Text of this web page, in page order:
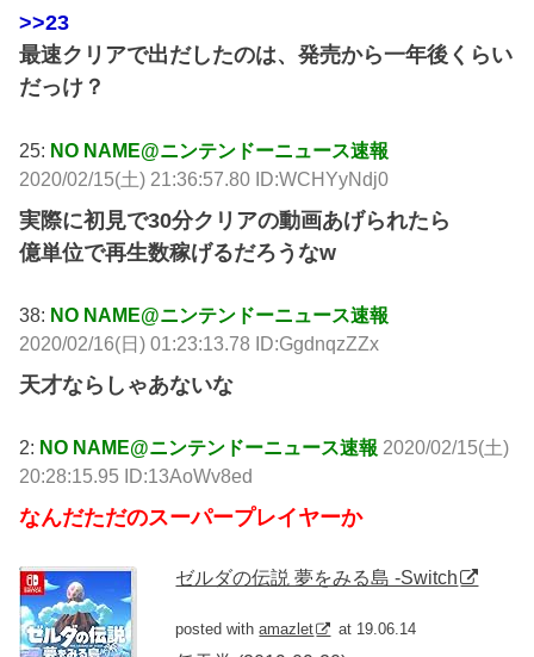
>>23
最速クリアで出だしたのは、発売から一年後くらい
だっけ？
25: NO NAME@ニンテンドーニュース速報
2020/02/15(土) 21:36:57.80 ID:WCHYyNdj0
実際に初見で30分クリアの動画あげられたら
億単位で再生数稼げるだろうなw
38: NO NAME@ニンテンドーニュース速報
2020/02/16(日) 01:23:13.78 ID:GgdnqzZZx
天才ならしゃあないな
2: NO NAME@ニンテンドーニュース速報 2020/02/15(土)
20:28:15.95 ID:13AoWv8ed
なんだただのスーパープレイヤーか
ゼルダの伝説 夢をみる島 -Switch
posted withamazlet at 19.06.14